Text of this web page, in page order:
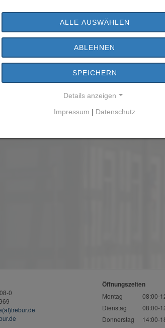
0
Öffnungszeiten
Montag
08:00-
Dienstag
08:00-
Donnerstag
14:00-
ALLE AUSWÄHLEN
ABLEHNEN
SPEICHERN
Details anzeigen
Impressum | Datenschutz